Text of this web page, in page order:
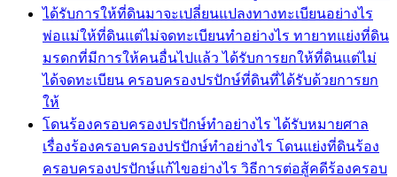
ได้รับการให้ที่ดินมาจะเปลี่ยนแปลงทางทะเบียนอย่างไร
พ่อแม่ให้ที่ดินแต่ไม่จดทะเบียนทำอย่างไร ทายาทแย่งที่ดิน
มรดกที่มีการให้คนอื่นไปแล้ว ได้รับการยกให้ที่ดินแต่ไม่
ได้จดทะเบียน ครอบครองปรปักษ์ที่ดินที่ได้รับด้วยการยก
ให้
โดนร้องครอบครองปรปักษ์ทำอย่างไร ได้รับหมายศาล
เรื่องร้องครอบครองปรปักษ์ทำอย่างไร โดนแย่งที่ดินร้อง
ครอบครองปรปักษ์แก้ไขอย่างไร วิธีการต่อสู้คดีร้องครอบ